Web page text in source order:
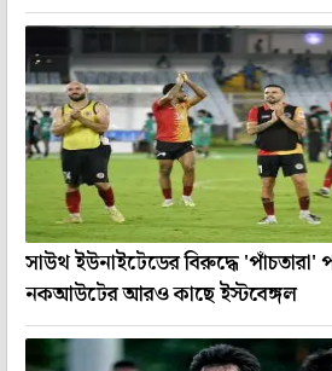
সাউথ ইউনাইটেডের বিরুদ্ধে 'পাঁচতারা'
নকআউটের আরও কাছে ইস্টবেঙ্গল